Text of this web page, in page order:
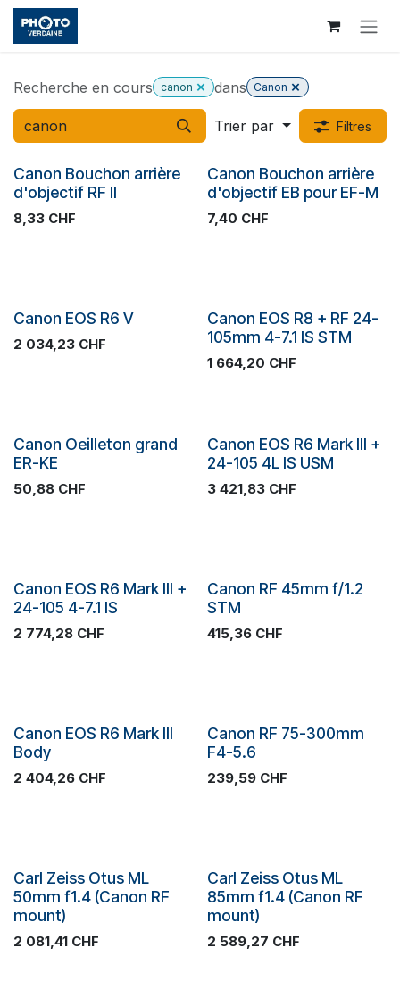
Se rendre au contenu
Recherche en cours canon dans Canon
Trier par Filtres
Plus de stock
Canon Bouchon arrière
d'objectif RF II
8,33 CHF
Canon Bouchon arrière
d'objectif EB pour EF-M
7,40 CHF
Nouveau!
Canon EOS R6 V
2 034,23 CHF Plus de stock
Canon EOS R8 + RF 24-
105mm 4-7.1 IS STM
1 664,20 CHF
Plus de stock
Canon Oeilleton grand
ER-KE
50,88 CHF
Promotion
Canon EOS R6 Mark III +
24-105 4L IS USM
3 421,83CHF
Promotion
Canon EOS R6 Mark III +
24-105 4-7.1 IS
2 774,28 CHF
Canon RF 45mm f/1.2
STM
415,36CHF
Promotion
Canon EOS R6 Mark III
Body
2 404,26 CHF Plus de stock
Canon RF 75-300mm
F4-5.6
239,59CHF
Plus de stock
Carl Zeiss Otus ML
50mm f1.4 (Canon RF
mount)
2 081,41 CHF
Plus de stock
Carl Zeiss Otus ML
85mm f1.4 (Canon RF
mount)
2 589,27 CHF